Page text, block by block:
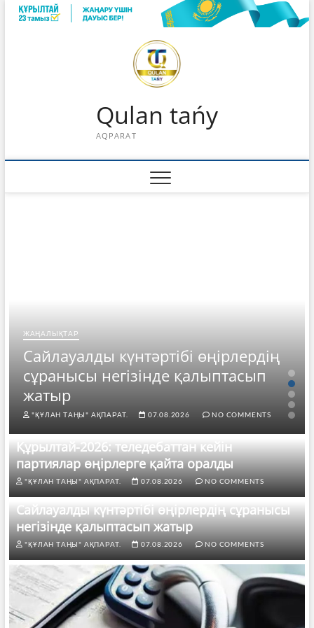
Skip
Qulan tańy
AQPARAT
ЖАҢАЛЫҚТАР
Сайлауалды күнтәртібі өңірлердің
сұранысы негізінде қалыптасып
жатыр
"ҚҰЛАН ТАҢЫ" АҚПАРАТ. 07.08.2026 NO COMMENTS
Құрылтай-2026: теледебаттан кейін
партиялар өңірлерге қайта оралды
"ҚҰЛАН ТАҢЫ" АҚПАРАТ. 07.08.2026 NO COMMENTS
Сайлауалды күнтәртібі өңірлердің сұранысы
негізінде қалыптасып жатыр
"ҚҰЛАН ТАҢЫ" АҚПАРАТ. 07.08.2026 NO COMMENTS